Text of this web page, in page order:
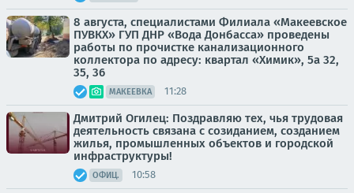
8 августа, специалистами Филиала «Макеевское
ПУВКХ» ГУП ДНР «Вода Донбасса» проведены
работы по прочистке канализационного
коллектора по адресу: квартал «Химик», 5а 32,
35, 36
МАКЕЕВКА 11:28
Дмитрий Огилец: Поздравляю тех, чья трудовая
деятельность связана с созиданием, созданием
жилья, промышленных объектов и городской
инфраструктуры!
ОФИЦ. 10:58